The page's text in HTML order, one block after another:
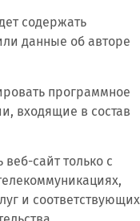
содержать
данные об авторе
программное
входящие в состав
сайт только с
и соответствующих